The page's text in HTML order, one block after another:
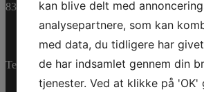
8361 Hasselager
Telefon:+45 70 200 600
kan blive delt med
analysepartnere, som kan
med data, du tidligere har
de har indsamlet gennem din
tjenester. Ved at klikke på 'OK'